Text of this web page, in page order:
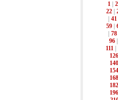
1
2
22|
41
59|
78
96
111|
126
140
154
168
182
196